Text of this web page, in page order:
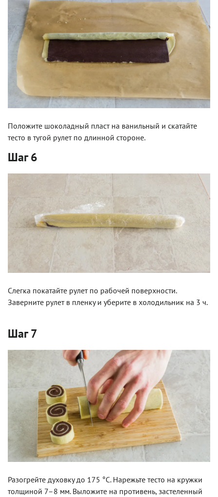
Положите шоколадный пласт на ванильный и скатайте
тесто в тугой рулет по длинной стороне.
Шаг 6
Слегка покатайте рулет по рабочей­ поверхности.
Заверните рулет в пленку и уберите в холодильник на 3 ч.
Шаг 7
Разогрейте духовку до 175 °С. Нарежьте тесто на кружки
толщиной 7–8 мм. Выложите на противень, застеленный